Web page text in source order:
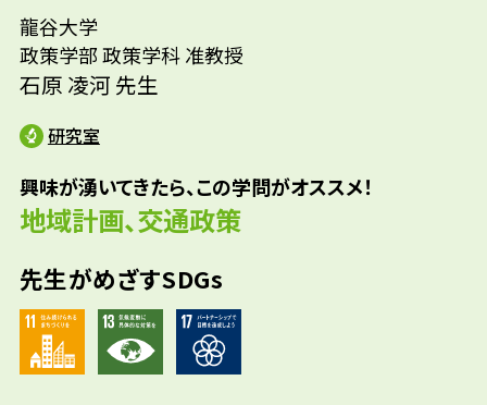
龍谷大学
政策学部 政策学科 准教授
石原 凌河 先生
研究室
興味が湧いてきたら、この学問がオススメ！
地域計画、交通政策
先生がめざすSDGs
大きな疑問を抱くようになり、研究を通じて
より良い都市・地域のあり方を探究したいと
思うようになりました。